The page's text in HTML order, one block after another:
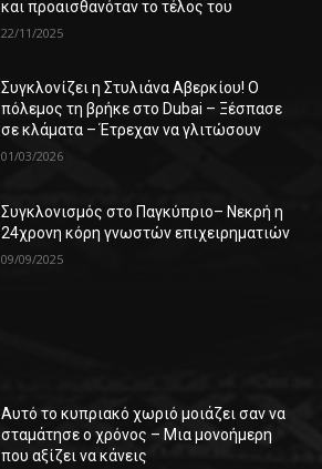
και προαισθανόταν το τέλος του
22/11/2025
Συγκλονίζει η Στυλιάνα Αβερκίου! Ο
πόλεμος τη βρήκε στο Dubai – Ξέσπασε
σε κλάματα – Έτρεχαν να γλιτώσουν
01/03/2026
Συγκλονισμός στο Παγκύπριο– Νεκρή η
24χρονη κόρη γνωστών επιχειρηματιών
09/09/2025
Αυτό το κυπριακό χωριό μοιάζει σαν να
σταμάτησε ο χρόνος – Μια μονοήμερη
που αξίζει να κάνεις